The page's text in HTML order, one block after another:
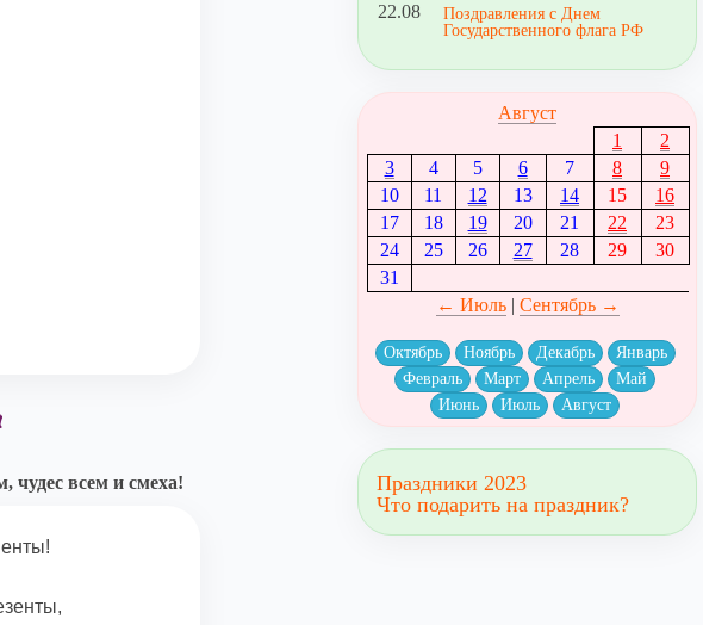
всем и смеха!
22.08
Поздравления с Днем
Государственного флага РФ
Август
1
2
3
4 5 6 7 8
9
10
11 12 13 14 15
16
17
18 19 20 21 22
23
24
25 26 27 28 29
30
31
← Июль| Сентябрь →
Октябрь Ноябрь Декабрь
Январь
Февраль
Март Апрель
Май
Июнь
Июль Август
Праздники 2023
Что подарить на праздник?